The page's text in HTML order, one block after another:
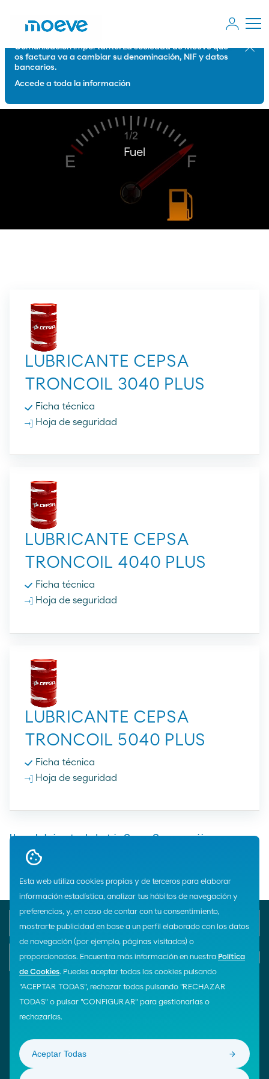
Esta web utiliza cookies propias y de terceros para elaborar
información estadística, analizar tus hábitos de navegación y
preferencias, y, en caso de contar con tu consentimiento,
mostrarte publicidad en base a un perfil elaborado con los datos
de navegación (por ejemplo, páginas visitadas) o
proporcionados. Encuentra más información en nuestra Política
de Cookies. Puedes aceptar todas las cookies pulsando
"ACEPTAR TODAS", rechazar todas pulsando "RECHAZAR
TODAS" o pulsar "CONFIGURAR" para gestionarlas o
rechazarlas.
Aceptar Todas
Comunicación importante: La sociedad de Moeve que
os factura va a cambiar su denominación, NIF y datos
bancarios.
Accede a toda la información
Cerrar
Fuel
LUBRICANTE CEPSA
TRONCOIL 3040 PLUS
Ficha técnica
Hoja de seguridad
LUBRICANTE CEPSA
TRONCOIL 4040 PLUS
Ficha técnica
Hoja de seguridad
LUBRICANTE CEPSA
TRONCOIL 5040 PLUS
Ficha técnica
Hoja de seguridad
Home Lubricantes Industria Cepsa Cogeneración
Lubricantes cogeneración a Fuel
Teléfono de emergencia
900 33 77 33
Iniciar chat
Atención al cliente
900 100 269
Moeve Global
¡Síguenos!